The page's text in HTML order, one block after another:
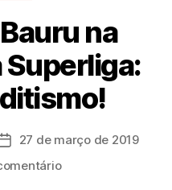
na
Data27 de março de 2019
em